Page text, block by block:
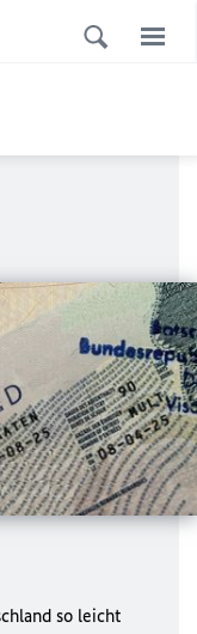
so leicht